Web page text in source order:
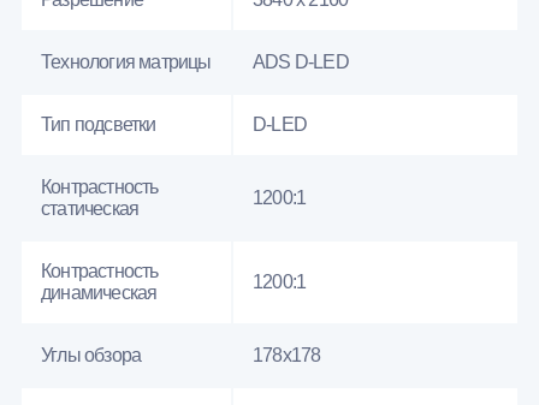
Технология матрицы ADS D-LED
Тип подсветки D-LED
Контрастность
статическая
1200:1
Контрастность
динамическая
1200:1
Углы обзора 178x178